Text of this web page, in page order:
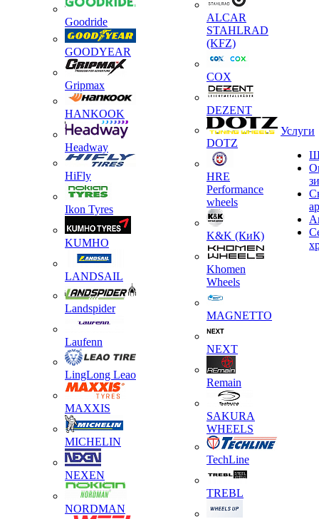
Goodride
GOODYEAR
Gripmax
HANKOOK
Headway
HiFly
Ikon Tyres
KUMHO
LANDSAIL
Landspider
Laufenn
LingLong Leao
MAXXIS
MICHELIN
NEXEN
NORDMAN
ALCAR
STAHLRAD
(KFZ)
COX
DEZENT
DOTZ
HRE
Performance
wheels
K&K (КиК)
Khomen
Wheels
MAGNETTO
NEXT
Remain
SAKURA
WHEELS
TechLine
TREBL
Услуги